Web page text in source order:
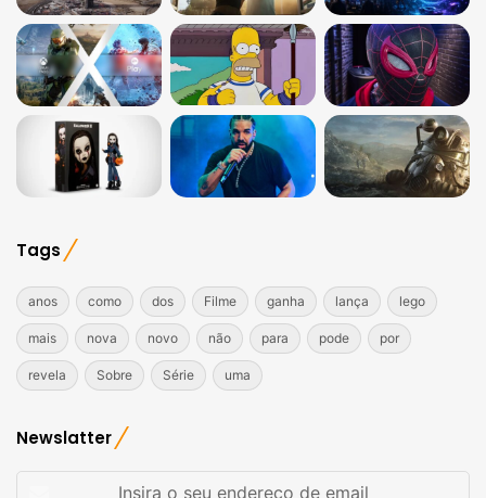
Tags
anos como dos Filme ganha lança lego
mais nova novo não para pode por
revela Sobre Série uma
Newslatter
Insira